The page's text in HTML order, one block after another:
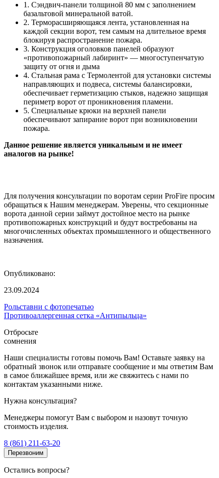
1. Сэндвич-панели толщиной 80 мм с заполнением
базальтовой минеральной ватой.
2. Терморасширяющаяся лента, установленная на
каждой секции ворот, тем самым на длительное время
блокируя распространение пожара.
3. Конструкция оголовков панелей образуют
«противопожарный лабиринт» — многоступенчатую
защиту от огня и дыма
4. Стальная рама с Термолентой для установки системы
направляющих и подвеса, системы балансировки,
обеспечивает герметизацию стыков, надежно защищая
периметр ворот от проникновения пламени.
5. Специальные крюки на верхней панели
обеспечивают запирание ворот при возникновении
пожара.
Данное решение является уникальным и не имеет
аналогов на рынке!
Для получения консультации по воротам серии ProFire просим
обращаться к Нашим менеджерам. Уверены, что секционные
ворота данной серии займут достойное место на рынке
противопожарных конструкций и будут востребованы на
многочисленных объектах промышленного и общественного
назначения.
Опубликовано:
23.09.2024
Рольставни с фотопечатью
Противоаллергенная сетка «Антипыльца»
Отбросьте
сомнения
Наши специалисты готовы помочь Вам! Оставьте заявку на
обратный звонок или отправьте сообщение и мы ответим Вам
в самое ближайшее время, или же свяжитесь с нами по
контактам указанными ниже.
Нужна консультация?
Менеджеры помогут Вам с выбором и назовут точную
стоимость изделия.
8 (861) 211-63-20
Перезвоним
Остались вопросы?